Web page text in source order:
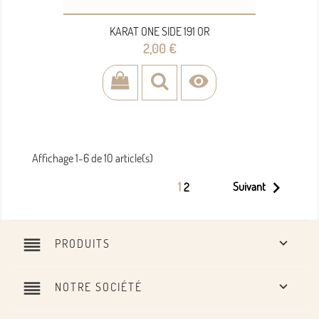
KARAT ONE SIDE 191 OR
Prix
2,00 €

Affichage 1-6 de 10 article(s)
1 2 Suivant 
reorder PRODUITS 
reorder NOTRE SOCIÉTÉ 